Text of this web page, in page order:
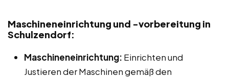
Maschineneinrichtung und -vorbereitung in
Schulzendorf:
Maschineneinrichtung: Einrichten und
Justieren der Maschinen gemäß den